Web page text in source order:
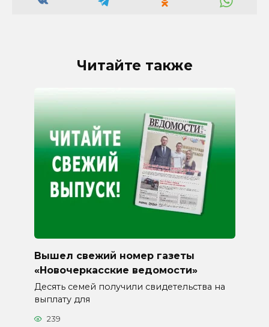
Читайте также
Вышел свежий номер газеты
«Новочеркасские ведомости»
Десять семей получили свидетельства на
выплату для
239